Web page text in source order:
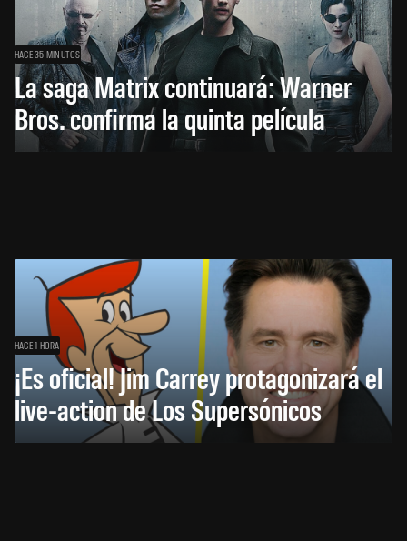
HACE 35 MINUTOS
La saga Matrix continuará: Warner
Bros. confirma la quinta película
HACE 1 HORA
¡Es oficial! Jim Carrey protagonizará el
live-action de Los Supersónicos